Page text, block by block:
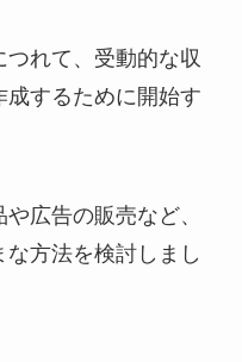
れて、受動的な収
成するために開始す
広告の販売など、
方法を検討しまし